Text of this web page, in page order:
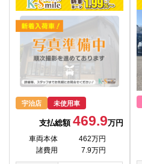
宇治店 未使用車
支払総額 469.9万円
車両本体
462万円
諸費用
7.9万円